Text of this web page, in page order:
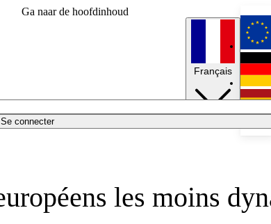
Ga naar de hoofdinhoud
Se connecter
Français
les moins